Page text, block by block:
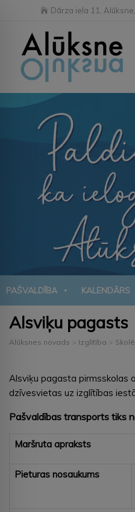
Dārza iela 11,
PAŠVALDĪBA KALENDĀRS
Alsviķu pagasts
Alūksnes novads > Izglītība >
Alsviķu pagasta pirmsskolas
dzīvesvietas uz izglītības
Pašvaldības transports tiks
Maršruta apraksts
Pieturas nosaukums